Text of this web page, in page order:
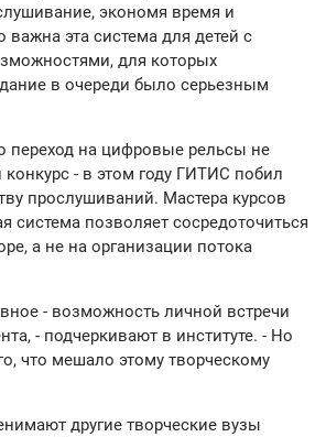
экономя время и
важна эта система для детей с
для которых
в очереди было серьезным
переход на цифровые рельсы не
конкурс - в этом году ГИТИС побил
прослушиваний. Мастера курсов
система позволяет сосредоточиться
а не на организации потока
- возможность личной встречи
- подчеркивают в институте. - Но
что мешало этому творческому
другие творческие вузы